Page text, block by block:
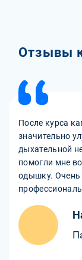
Отзывы
После курса
значительно
дыхательной
помогли мне
одышку. Очень